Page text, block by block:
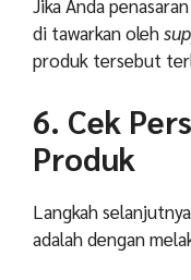
Jika Anda
di tawarkan oleh
produk tersebut
6. Cek
Produk
Langkah
adalah dengan